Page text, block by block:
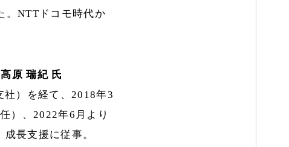
。NTTドコモ時代か
原 瑞紀 氏
）を経て、2018年3
）、2022年6月より
長支援に従事。